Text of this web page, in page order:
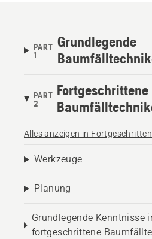
PART
1
Grundlegende
PART
2
Fortgeschrittene
Alles anzeigen in
Werkzeuge
Planung
Grundlegende Kenntnisse
fortgeschrittene